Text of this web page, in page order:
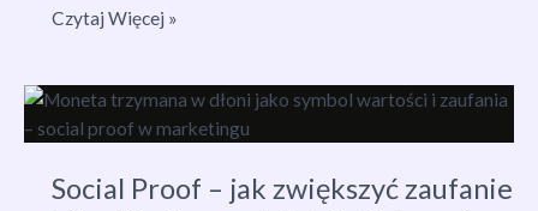
Artykuł
jak
zwiększyć
i
Czytaj Więcej »
Social Proof – jak zwiększyć zaufanie